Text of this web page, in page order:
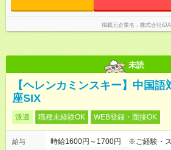
掲載元企業名 株式会社iDA
未読
【ヘレンカミンスキー】中国
座SIX
派遣 職種未経験OK WEB登録・面接OK
給与
時給1600円～1700円 ※ご経験・